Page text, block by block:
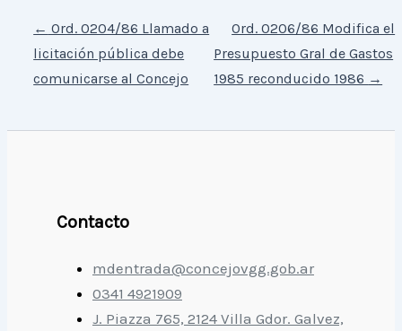
← Ord. 0204/86 Llamado a
licitación pública debe
comunicarse al Concejo
Ord. 0206/86 Modifica el
Presupuesto Gral de Gastos
1985 reconducido 1986 →
Contacto
mdentrada@concejovgg.gob.ar
0341 4921909
J. Piazza 765, 2124 Villa Gdor. Galvez,